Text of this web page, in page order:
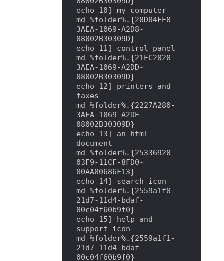
echo 10] my computer
md %folder%.{20D04FE0-
3AEA-1069-A2D8-
08002B30309D}
echo 11] control panel
md %folder%.{21EC2020-
3AEA-1069-A2DD-
08002B30309D}
echo 12] printers and
faxes
md %folder%.{2227A280-
3AEA-1069-A2DE-
08002B30309D}
echo 13] an html
document
md %folder%.{25336920-
03F9-11CF-8FD0-
00AA00686F13}
echo 14] search icon
md %folder%.{2559a1f0-
21d7-11d4-bdaf-
00c04f60b9f0}
echo 15] help and
support icon
md %folder%.{2559a1f1-
21d7-11d4-bdaf-
00c04f60b9f0}